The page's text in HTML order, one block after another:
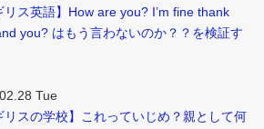
リス英語】How are you? I’m fine thank
you? はもう言わないのか？？を検証す
Tue
リスの学校】これっていじめ？親として何